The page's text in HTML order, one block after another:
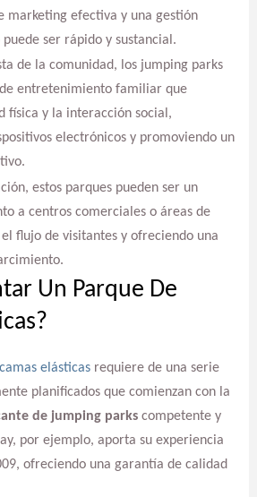
marketing efectiva y una gestión
ser rápido y sustancial.
de la comunidad, los jumping parks
entretenimiento familiar que
física y la interacción social,
electrónicos y promoviendo un
estos parques pueden ser un
a centros comerciales o áreas de
flujo de visitantes y ofreciendo una
Un Parque De
elásticasrequiere de una serie
planificados que comienzan con la
de jumping parkscompetente y
por ejemplo, aporta su experiencia
ofreciendo una garantía de calidad